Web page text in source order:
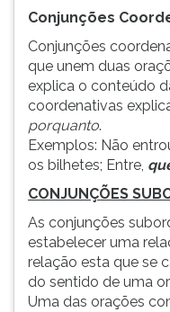
Conjunções
Conjunções
que unem duas
explica o conteúdo
coordenativas
porquanto.
Exemplos: Não
os bilhetes; Entre,
CONJUNÇÕES
As conjunções
estabelecer uma
relação esta que se
do sentido de uma
Uma das orações